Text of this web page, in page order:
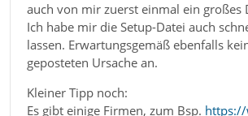
auch von mir zuerst einmal ein großes
Ich habe mir die Setup-Datei auch
lassen. Erwartungsgemäß ebenfalls
geposteten Ursache an.
Kleiner Tipp noch:
Es gibt einige Firmen, zum Bsp.